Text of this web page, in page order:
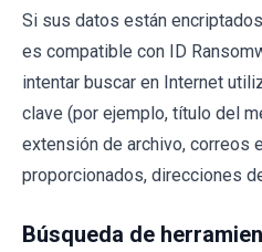
Si sus datos están
es compatible con ID
intentar buscar en Internet
clave (por ejemplo, título del
extensión de archivo, correos
proporcionados, direcciones
Búsqueda de